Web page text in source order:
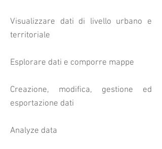
Visualizzare dati di livello urbano e
territoriale
Esplorare dati e comporre mappe
Creazione, modifica, gestione ed
esportazione dati
Analyze data